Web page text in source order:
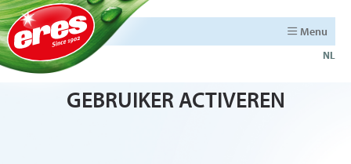
Menu
NL
GEBRUIKER ACTIVEREN